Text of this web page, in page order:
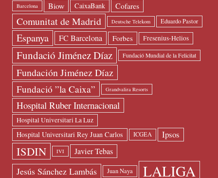
Barcelona Biow CaixaBank Cofares
Comunitat de Madrid Deutsche Telekom Eduardo Pastor
Espanya FC Barcelona Forbes Fresenius-Helios
Fundació Jiménez Díaz Fundació Mundial de la Felicitat
Fundación Jiménez Díaz
Fundació ”la Caixa” Grandvalira Resorts
Hospital Ruber Internacional
Hospital Universitari La Luz
Hospital Universitari Rey Juan Carlos ICGEA Ipsos
ISDIN IVI Javier Tebas
Jesús Sánchez Lambás Juan Naya LALIGA